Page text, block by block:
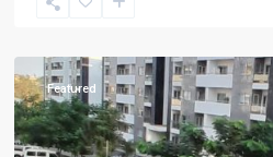
Talatona
Featured